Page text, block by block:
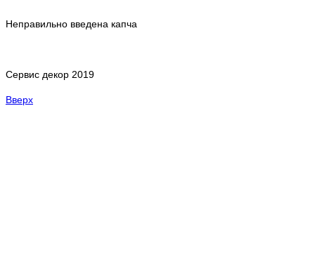
Неправильно введена капча
Сервис декор 2019
Вверх